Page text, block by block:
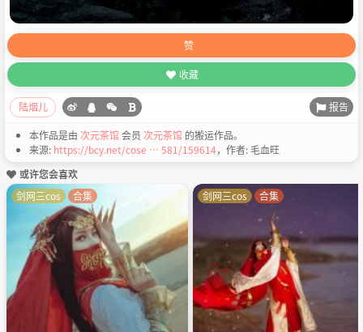
赞
收藏
陆烟儿 报告
本作品是由 次元茶馆会员 次元茶馆 的搬运作品。
来源: https://bcy.net/cose … 581/159614，作者: 毛血旺
或许您会喜欢
剑网三cos
合集 剑网三cos 合集